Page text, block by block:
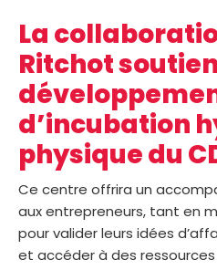
La
Ritchot
d’incubation
physique du
Ce centre offrira un
aux entrepreneurs, tant en
pour valider leurs idées
et accéder à des